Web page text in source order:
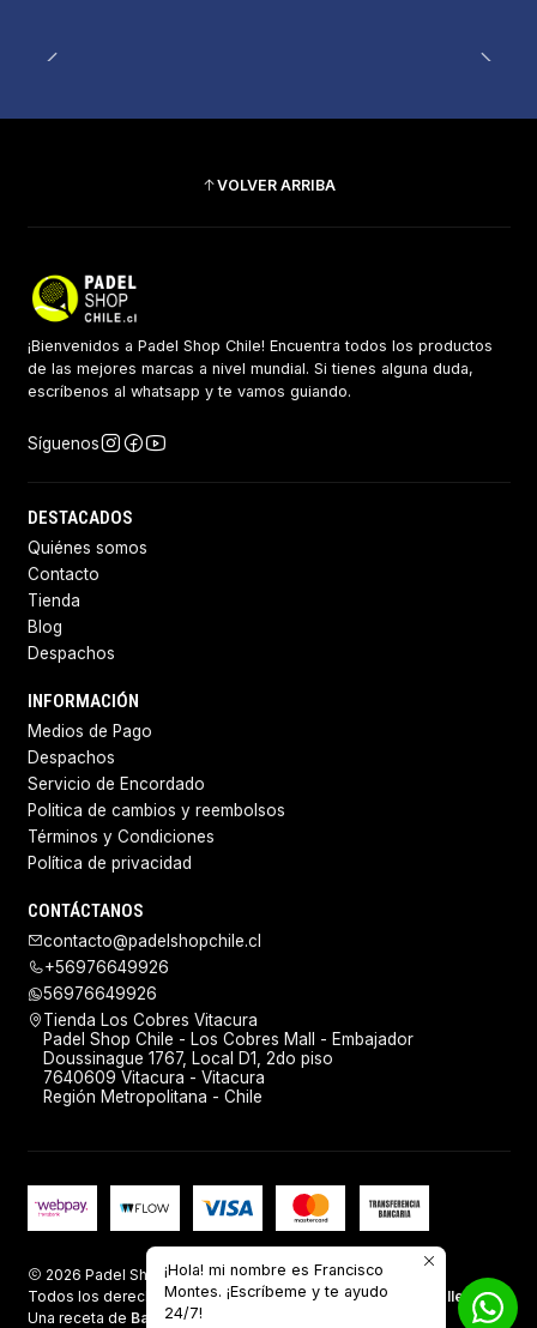
VOLVER ARRIBA
¡Bienvenidos a Padel Shop Chile! Encuentra todos los productos
de las mejores marcas a nivel mundial. Si tienes alguna duda,
escríbenos al whatsapp y te vamos guiando.
Síguenos
DESTACADOS
Quiénes somos
Contacto
Tienda
Blog
Despachos
INFORMACIÓN
Medios de Pago
Despachos
Servicio de Encordado
Politica de cambios y reembolsos
Términos y Condiciones
Política de privacidad
CONTÁCTANOS
contacto@padelshopchile.cl
+56976649926
56976649926
Tienda Los Cobres Vitacura
Padel Shop Chile - Los Cobres Mall - Embajador
Doussinague 1767, Local D1, 2do piso
7640609 Vitacura - Vitacura
Región Metropolitana - Chile
2026 Padel Shop Chile.
Todos los derechos reservados.Desarrollado por Jumpseller
Una receta de Baking Sales.
¡Hola! mi nombre es Francisco
Montes. ¡Escríbeme y te ayudo
24/7!